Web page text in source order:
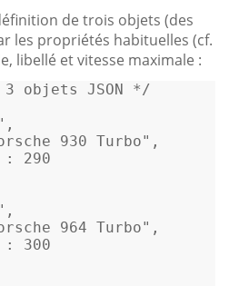
de trois objets (des
les propriétés habituelles (cf.
libellé et vitesse maximale :
objets JSON */
,
930 Turbo" ,
: 290
,
964 Turbo" ,
: 300